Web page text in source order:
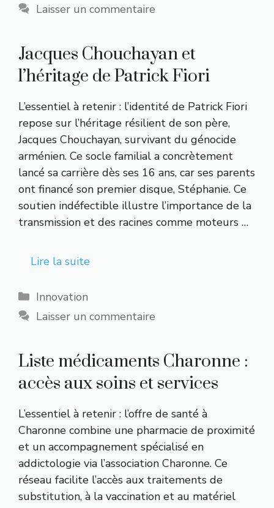
Laisser un commentaire
Jacques Chouchayan et
l’héritage de Patrick Fiori
L’essentiel à retenir : l’identité de Patrick Fiori
repose sur l’héritage résilient de son père,
Jacques Chouchayan, survivant du génocide
arménien. Ce socle familial a concrètement
lancé sa carrière dès ses 16 ans, car ses parents
ont financé son premier disque, Stéphanie. Ce
soutien indéfectible illustre l’importance de la
transmission et des racines comme moteurs …
Lire la suite
Catégories
Innovation
Laisser un commentaire
Liste médicaments Charonne :
accès aux soins et services
L’essentiel à retenir : l’offre de santé à
Charonne combine une pharmacie de proximité
et un accompagnement spécialisé en
addictologie via l’association Charonne. Ce
réseau facilite l’accès aux traitements de
substitution, à la vaccination et au matériel